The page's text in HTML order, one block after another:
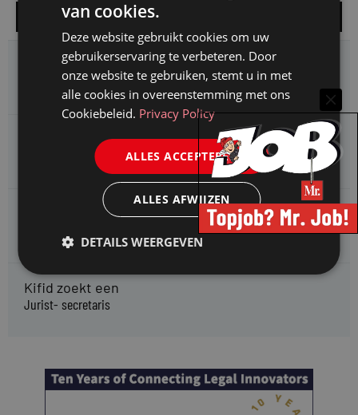
Alle vacatures
HMP zoekt een
Jurist Arbeidsrecht
Gemeente Meppel zoekt een
Juridisch Adviseur
CAOP zoekt een
Kifid zoekt een
Jurist- secretaris
van cookies.
Deze website gebruikt cookies om uw
gebruikerservaring te verbeteren. Door
onze website te gebruiken, stemt u in met
alle cookies in overeenstemming met ons
Cookiebeleid. Privacy Policy
ALLES ACCEPTEREN
ALLES AFWIJZEN
DETAILS WEERGEVEN